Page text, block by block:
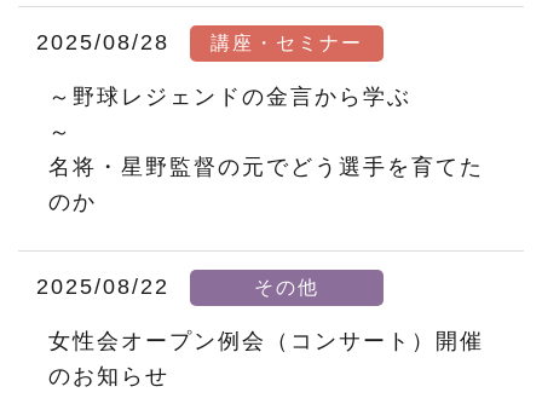
2025/08/28 講座・セミナー
～野球レジェンドの金言から学ぶ
～
名将・星野監督の元でどう選手を育てた
のか
2025/08/22 その他
女性会オープン例会（コンサート）開催
のお知らせ